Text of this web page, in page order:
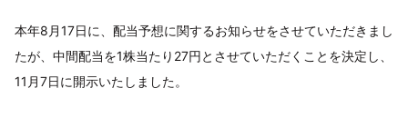
本年8月17日に、配当予想に関するお知らせをさせていただきまし
たが、中間配当を1株当たり27円とさせていただくことを決定し、
11月7日に開示いたしました。